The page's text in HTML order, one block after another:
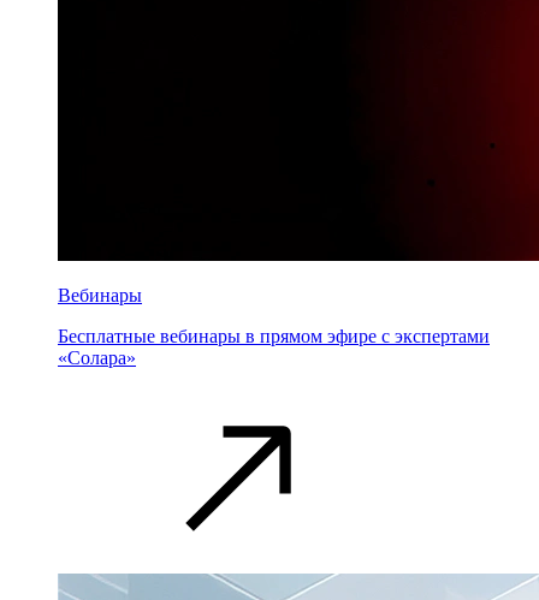
Вебинары
Бесплатные вебинары в прямом эфире с экспертами
«Солара»